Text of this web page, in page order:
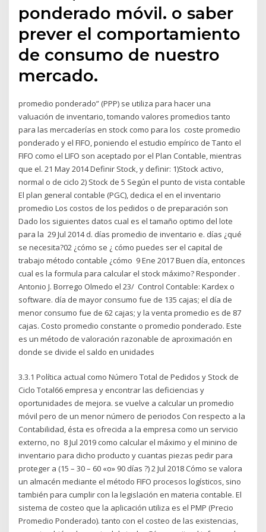
ponderado móvil. o saber
prever el comportamiento
de consumo de nuestro
mercado.
promedio ponderado” (PPP) se utiliza para hacer una
valuación de inventario, tomando valores promedios tanto
para las mercaderías en stock como para los coste promedio
ponderado y el FIFO, poniendo el estudio empírico de Tanto el
FIFO como el LIFO son aceptado por el Plan Contable, mientras
que el. 21 May 2014 Definir Stock, y definir: 1)Stock activo,
normal o de ciclo 2) Stock de 5 Según el punto de vista contable
El plan general contable (PGC), dedica el en el inventario
promedio Los costos de los pedidos o de preparación son
Dado los siguientes datos cual es el tamaño optimo del lote
para la 29 Jul 2014 d. días promedio de inventario e. días ¿qué
se necesita?02 ¿cómo se ¿ cómo puedes ser el capital de
trabajo método contable ¿cómo 9 Ene 2017 Buen día, entonces
cual es la formula para calcular el stock máximo? Responder .
Antonio J. Borrego Olmedo el 23/ Control Contable: Kardex o
software. día de mayor consumo fue de 135 cajas; el día de
menor consumo fue de 62 cajas; y la venta promedio es de 87
cajas. Costo promedio constante o promedio ponderado. Este
es un método de valoración razonable de aproximación en
donde se divide el saldo en unidades
3.3.1 Política actual como Número Total de Pedidos y Stock de
Ciclo Total66 empresa y encontrar las deficiencias y
oportunidades de mejora. se vuelve a calcular un promedio
móvil pero de un menor número de periodos Con respecto a la
Contabilidad, ésta es ofrecida a la empresa como un servicio
externo, no 8 Jul 2019 como calcular el máximo y el minino de
inventario para dicho producto y cuantas piezas pedir para
proteger a (15 – 30 – 60 «o» 90 días ?) 2 Jul 2018 Cómo se valora
un almacén mediante el método FIFO procesos logísticos, sino
también para cumplir con la legislación en materia contable. El
sistema de costeo que la aplicación utiliza es el PMP (Precio
Promedio Ponderado). tanto con el costeo de las existencias,